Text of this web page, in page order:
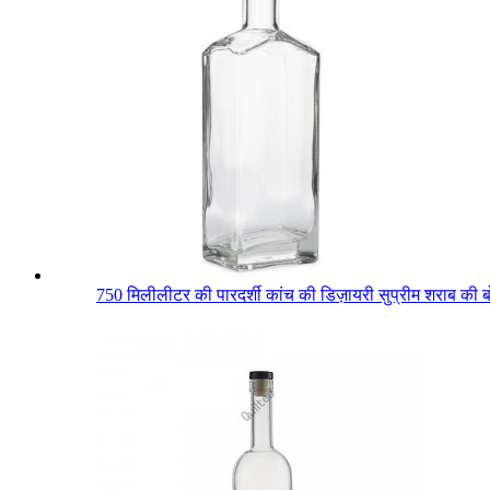
750 मिलीलीटर की पारदर्शी कांच की डिज़ायरी सुप्रीम शराब की